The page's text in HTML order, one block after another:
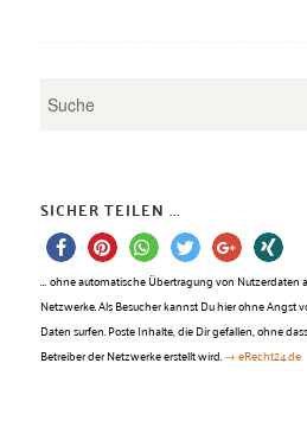
SICHER TEILEN ...
…ohne automatische Übertragung von Nutzerdaten
Netzwerke. Als Besucher kannst Du hier ohne
Daten surfen. Poste Inhalte, die Dir gefallen, ohne
Betreiber der Netzwerke erstellt wird.→ eRecht24.de